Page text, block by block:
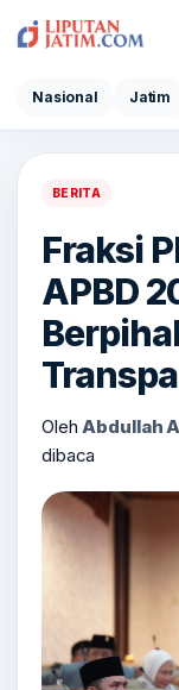
Nasional Jatim
BERITA
Fraksi
APBD
OlehAbdullah
dibaca